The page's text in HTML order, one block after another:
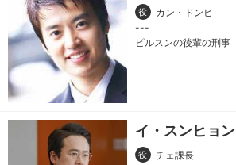
役 カン・ドンヒ
ピルスンの後輩の刑事
イ・スンヒョン
役 チェ課長